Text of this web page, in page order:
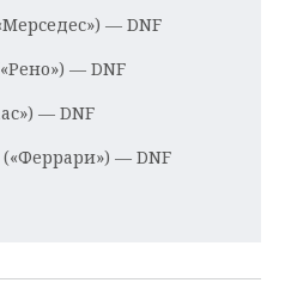
— DNF
— DNF
— DNF
(«Феррари») — DNF